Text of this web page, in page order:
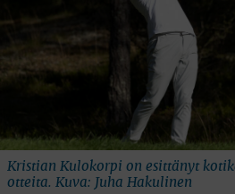
Kristian Kulokorpi on esittänyt
otteita. Kuva: Juha Hakulinen